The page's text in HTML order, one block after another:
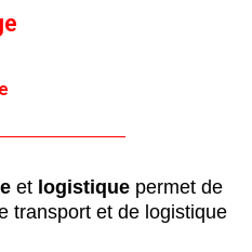
et logistique permet de
transport et de logistique